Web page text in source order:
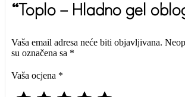
“Toplo – Hladno gel
Vaša email adresa neće biti objavljivana.
su označena sa *
Vaša ocjena *